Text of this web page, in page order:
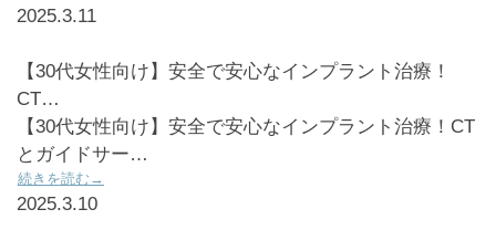
2025.3.11
【30代女性向け】安全で安心なインプラント治療！
CT…
【30代女性向け】安全で安心なインプラント治療！CT
とガイドサー…
続きを読む→
2025.3.10